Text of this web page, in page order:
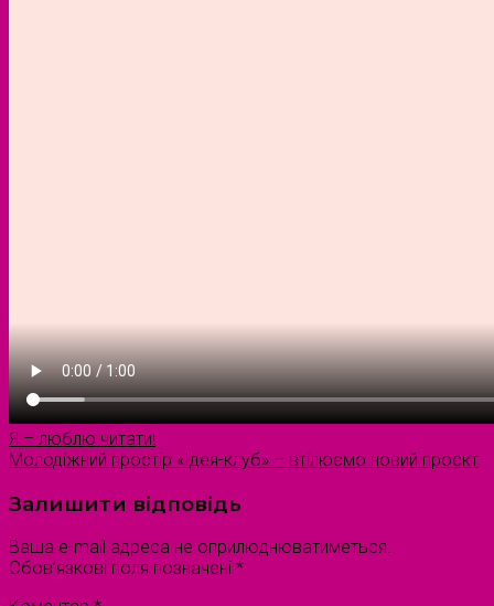
Я – люблю читати!
Молодіжний простір «Ідея-клуб» – втілюємо новий проєкт
Залишити відповідь
Ваша e-mail адреса не оприлюднюватиметься.
Обов’язкові поля позначені *